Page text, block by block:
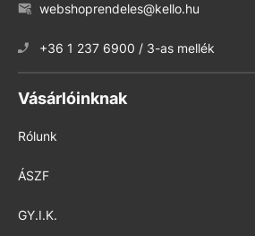
webshoprendeles@kello.hu
+36 1 237 6900 / 3-as mellék
Vásárlóinknak
Rólunk
ÁSZF
GY.I.K.